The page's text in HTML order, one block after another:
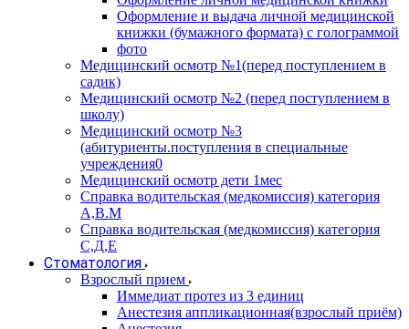
Оформление и выдача личной медицинской
книжки (бумажного формата) с голограммой
фото
Медицинский осмотр №1(перед поступлением в
садик)
Медицинский осмотр №2 (перед поступлением в
школу)
Медицинский осмотр №3
(абитуриенты.поступления в специальные
учреждения0
Медицинский осмотр дети 1мес
Справка водительская (медкомиссия) категория
А,В.М
Справка водительская (медкомиссия) категория
С,Д,Е
Стоматология
Взрослый прием
Иммедиат протез из 3 единиц
Анестезия аппликационная(взрослый приём)